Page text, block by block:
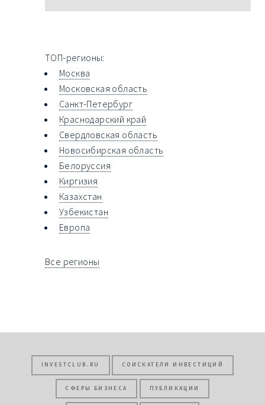
ТОП-регионы:
Москва
Московская область
Санкт-Петербург
Краснодарский край
Свердловская область
Новосибирская область
Белоруссия
Киргизия
Казахстан
Узбекистан
Европа
Все регионы
INVESTCLUB.RU СОИСКАТЕЛИ ИНВЕСТИЦИЙ
СФЕРЫ БИЗНЕСА ПУБЛИКАЦИИ